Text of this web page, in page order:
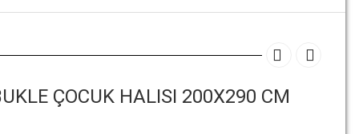
ÇOCUK HALISI 200X290 CM